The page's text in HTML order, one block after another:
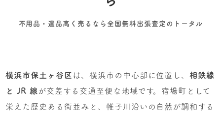
不用品・遺品高く売るなら全国無料出張査定のトータル
横浜市保土ヶ谷区 は、横浜市の中心部に位置し、相鉄線
と JR 線 が交差する交通至便な地域です。宿場町として
栄えた歴史ある街並みと、帷子川沿いの自然が調和する